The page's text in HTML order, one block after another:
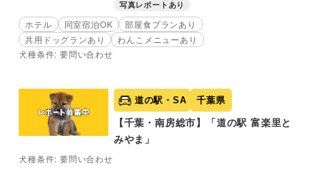
写真レポートあり
ホテル 同室宿泊OK
部屋食プランあり
共用ドッグランあり
わんこメニューあり
犬種条件: 要問い合わせ
道の駅・SA 千葉県
【千葉・南房総市】「道の駅 富楽里と
みやま」
犬種条件: 要問い合わせ